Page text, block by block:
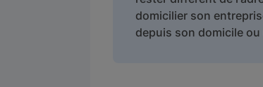
domicilier son
depuis son domicile